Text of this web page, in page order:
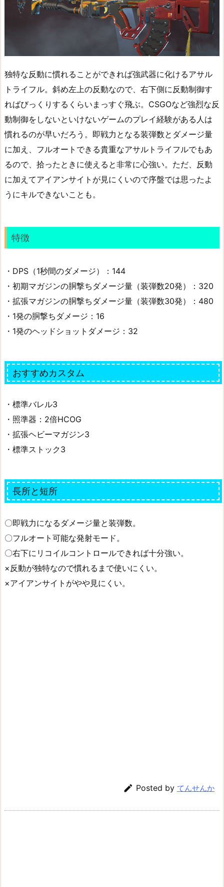
独特な反動に慣れることができれば強武器に化けるアサル
トライフル。斜め左上の反動なので、右下側に反動制御す
ればびっくりするくらいまっすぐ飛ぶ。CSGOなど強烈な反
動制御をしないといけないゲームのプレイ経験がある人は
慣れるのが早いだろう。即戦力となる装弾数とダメージ量
に加え、フルオートできる貴重なアサルトライフルでもあ
るので、拾ったときに使えると非常に心強い。ただ、反動
に加えてアイアンサイトが見にくいので序盤では思ったよ
うにキルできないことも。
特徴
・DPS（1秒間のダメージ）：144
・初期マガジンの胴撃ちダメージ量（装弾数20発）：320
・拡張マガジンの胴撃ちダメージ量（装弾数30発）：480
・1発の胴撃ちダメージ：16
・1発のヘッドショットダメージ：32
おすすめカスタム
・標準バレル3
・照準器：2倍HCOG
・拡張ヘビーマガジン3
・標準ストック3
長所と短所
〇即戦力になるダメージ量と装弾数。
〇フルオート可能な発射モード。
〇右下にリコイルコントロールできれば十分強い。
×反動が独特なので慣れるまで使いにくい。
×アイアンサイトがやや見にくい。
 Posted by てんせんか